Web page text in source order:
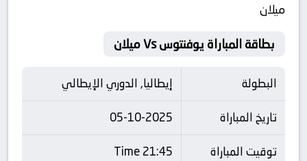
ميلان
بطاقة المباراة يوفنتوس Vs ميلان
البطولة
إيطاليا, الدوري الإيطالي
تاريخ المباراة
05-10-2025
توقيت المباراة
21:45 Time